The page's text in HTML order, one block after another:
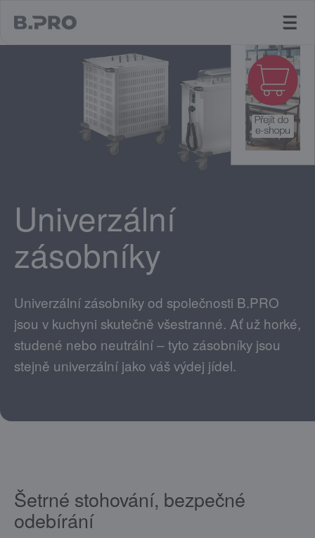
Univerzální
zásobníky
Univerzální zásobníky od společnosti B.PRO
jsou v kuchyni skutečně všestranné. Ať už horké,
studené nebo neutrální – tyto zásobníky jsou
stejně univerzální jako váš výdej jídel.
Šetrné stohování, bezpečné
odebírání